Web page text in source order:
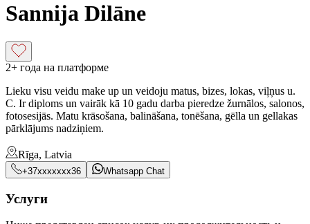
Sannija Dilāne
2+ года на платформе
Lieku visu veidu make up un veidoju matus, bizes, lokas, viļņus u.
C. Ir diploms un vairāk kā 10 gadu darba pieredze žurnālos, salonos,
fotosesijās. Matu krāsošana, balināšana, tonēšana, gēlla un gellakas
pārklājums nadziņiem.
Rīga, Latvia
+37xxxxxxx36 Whatsapp Chat
Услуги